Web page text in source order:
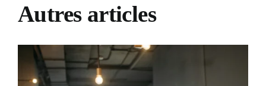
Autres articles